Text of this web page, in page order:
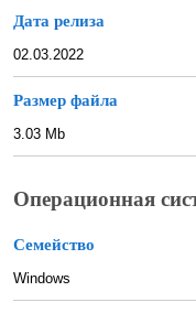
Дата релиза
02.03.2022
Размер файла
3.03 Mb
Операционная
Семейство
Windows